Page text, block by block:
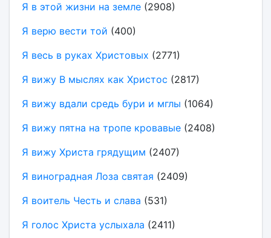
Я в этой жизни на земле(2908)
Я верю вести той (400)
Я весь в руках Христовых (2771)
Я вижу В мыслях как Христос (2817)
Я вижу вдали средь бури и мглы (1064)
Я вижу пятна на тропе кровавые(2408)
Я вижу Христа грядущим (2407)
Я виноградная Лоза святая (2409)
Я воитель Честь и слава (531)
Я голос Христа услыхала (2411)